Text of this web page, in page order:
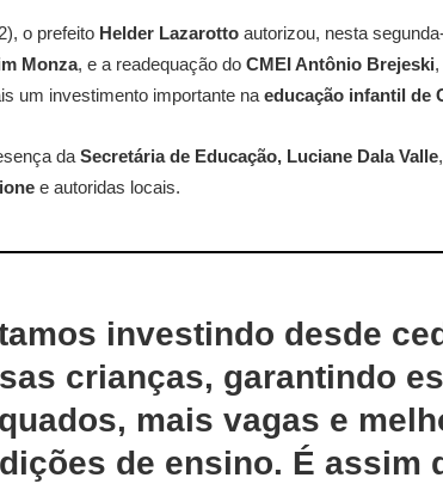
o prefeito Helder Lazarotto autorizou, nesta
Monza, e a readequação do CMEI Antônio Brejeski
um investimento importante na educação infantil de
da Secretária de Educação, Luciane Dala Valle
e autoridas locais.
investindo desde
crianças, garantindo
mais vagas e
de ensino. É assim